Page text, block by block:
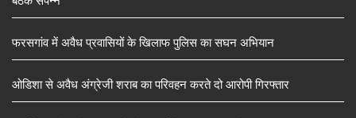
फरसगांव में अवैध प्रवासियों के खिलाफ पुलिस का सघन अभियान
ओडिशा से अवैध अंग्रेजी शराब का परिवहन करते दो आरोपी गिरफ्तार